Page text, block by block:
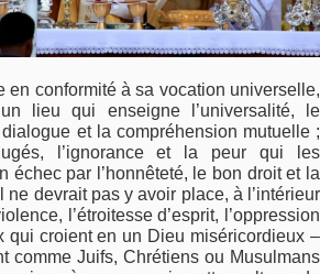
conformité à sa vocation universelle,
lieu qui enseigne l’universalité, le
et la compréhension mutuelle ;
l’ignorance et la peur qui les
échec par l’honnêteté, le bon droit et la
ne devrait pas y avoir place, à l’intérieur
l’étroitesse d’esprit, l’oppression
qui croient en un Dieu miséricordieux –
comme Juifs, Chrétiens ou Musulmans